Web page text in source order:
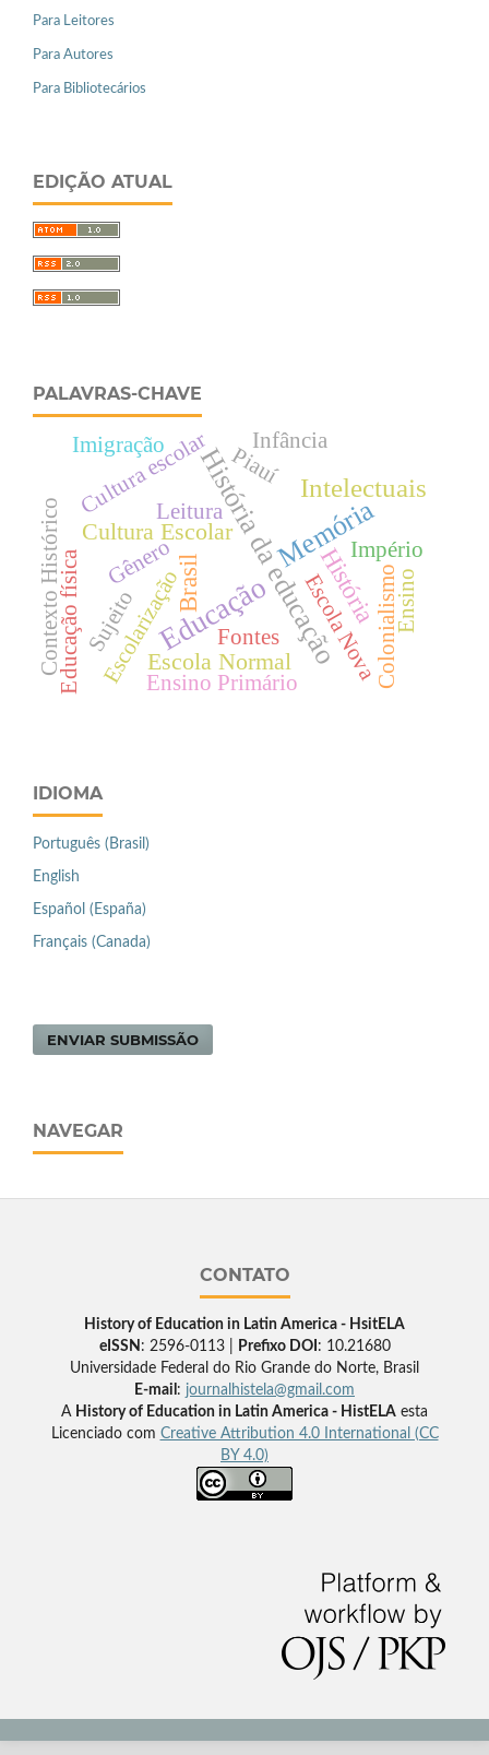
Para Leitores
Para Autores
Para Bibliotecários
EDIÇÃO ATUAL
PALAVRAS-CHAVE
Educação
História da educação
Memória
Intelectuais
História
Brasil
Cultura Escolar
Escola Normal
Império
Gênero
Escolarização
Cultura escolar
Escola Nova
Leitura
Sujeito Fontes Colonialismo
Piauí
Ensino Primário
Ensino
Imigração
Educação física
Infância
Contexto Histórico
IDIOMA
Português (Brasil)
English
Español (España)
Français (Canada)
ENVIAR SUBMISSÃO
NAVEGAR
CONTATO
History of Education in Latin America - HsitELA
eISSN : 2596-0113 | Prefixo DOI : 10.21680
Universidade Federal do Rio Grande do Norte, Brasil
E-mail : journalhistela@gmail.com
A History of Education in Latin America - HistELA esta
Licenciado com Creative Attribution 4.0 International (CC
BY 4.0)